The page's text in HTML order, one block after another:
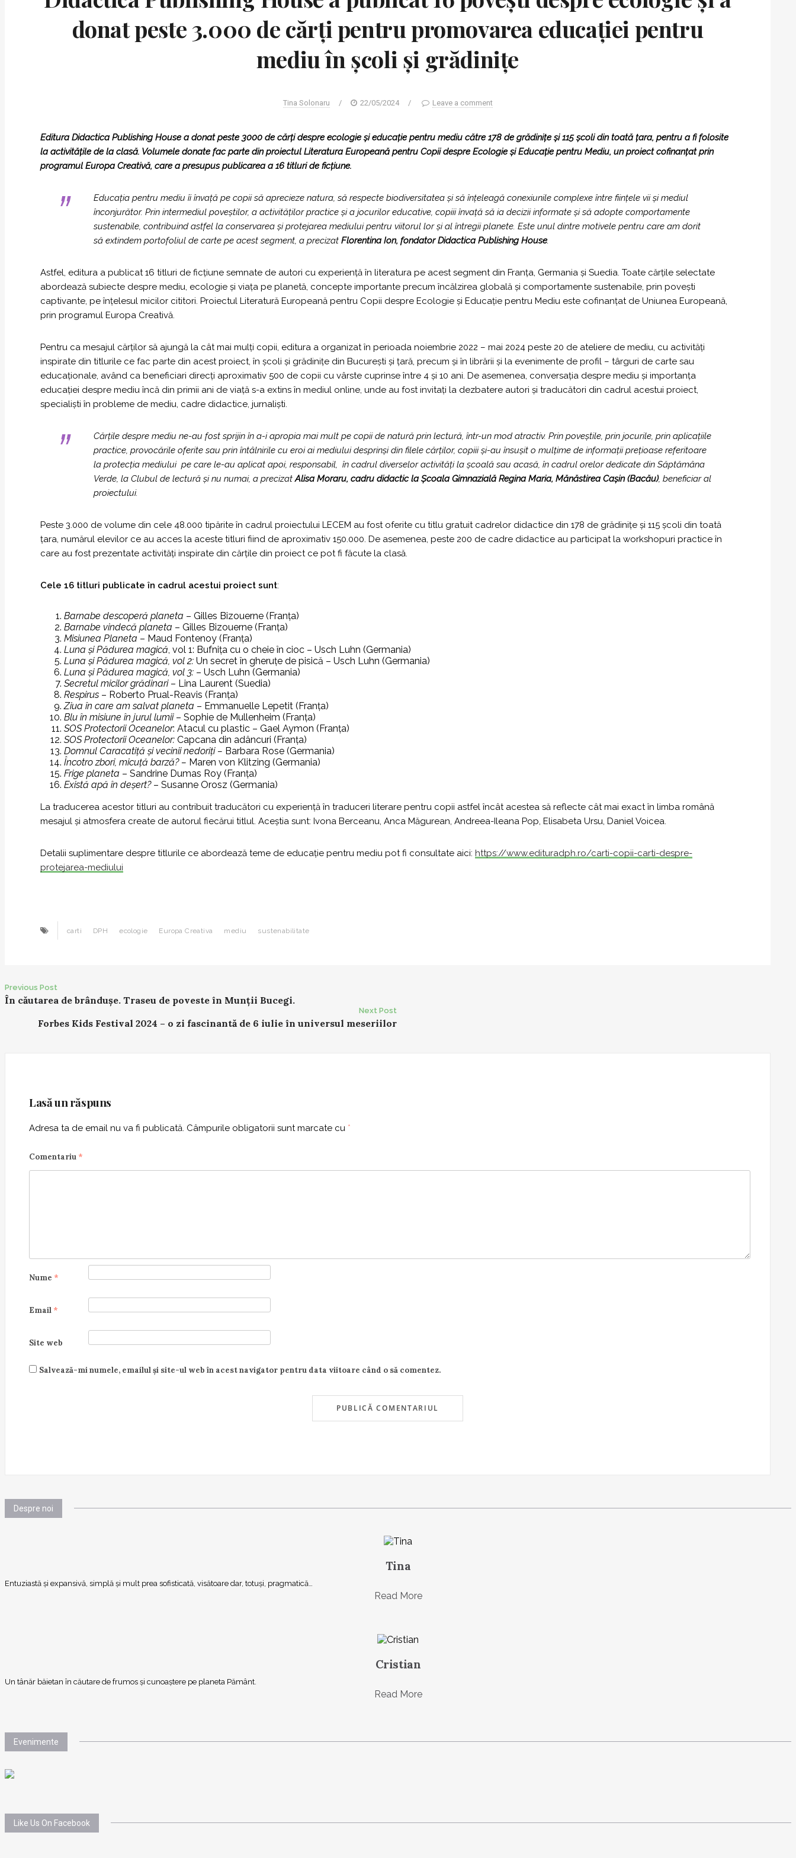
donat peste 3.000 de cărți pentru promovarea educației pentru
mediu în școli și grădinițe
Tina Solonaru / 22/05/2024 / Leave a comment
Editura Didactica Publishing House a donatpeste 3000 de cărți despre ecologie și educație pentru mediu către 178 de grădinițe și 115 școli din toată țara, pentru a fi folosite
la activitățile de la clasă. Volumele donate fac parte dinproiectul Literatura Europeană pentru Copii despre Ecologie și Educație pentru Mediu, un proiect cofinanțat prin
programul Europa Creativă, care a presupus publicarea a 16 titluri de ficțiune.
Educația pentru mediu îi învață pe copii să aprecieze natura, să respecte biodiversitatea și să înțeleagă conexiunile complexe între ființele vii și mediul
înconjurător. Prin intermediul poveștilor, a activităților practice și a jocurilor educative, copiii învață să ia decizii informate și să adopte comportamente
sustenabile, contribuind astfel la conservarea și protejarea mediului pentru viitorul lor și al întregii planete. Este unul dintre motivele pentru care am dorit
să extindem portofoliul de carte pe acest segment, a precizat Florentina Ion, fondator Didactica Publishing House.
Astfel, editura a publicat 16 titluri de ficțiune semnate de autori cu experiență în literatura pe acest segment din Franța, Germania și Suedia. Toate cărțile selectate
abordează subiecte despre mediu, ecologie și viața pe planetă, concepte importante precum încălzirea globală și comportamente sustenabile, prin povești
captivante, pe înțelesul micilor cititori. Proiectul Literatură Europeană pentru Copii despre Ecologie și Educație pentru Mediu este cofinanțat de Uniunea Europeană,
prin programul Europa Creativă.
Pentru ca mesajul cărților să ajungă la cât mai mulți copii, editura a organizat în perioada noiembrie 2022 – mai 2024 peste 20 de ateliere de mediu, cu activități
inspirate din titlurile ce fac parte din acest proiect, în școli și grădinițe din București și țară, precum și în librării și la evenimente de profil – târguri de carte sau
educaționale, având ca beneficiari direcți aproximativ 500 de copii cu vârste cuprinse între 4 și 10 ani. De asemenea, conversația despre mediu și importanța
educației despre mediu încă din primii ani de viață s-a extins în mediul online, unde au fost invitați la dezbatere autori și traducători din cadrul acestui proiect,
specialiști în probleme de mediu, cadre didactice, jurnaliști.
Cărțile despre mediu ne-au fost sprijin în a-i apropia mai mult pe copii de natură prin lectură, într-un mod atractiv. Prin poveștile, prin jocurile, prin aplicațiile
practice, provocările oferite sau prin întâlnirile cu eroi ai mediului desprinși din filele cărților, copiii și-au însușit o mulțime de informații prețioase referitoare
la protecția mediului pe care le-au aplicat apoi, responsabil, în cadrul diverselor activități la școală sau acasă, în cadrul orelor dedicate din Săptămâna
Verde, la Clubul de lectură și nu numai, a precizatAlisa Moraru, cadru didactic la Școala Gimnazială Regina Maria, Mănăstirea Cașin (Bacău), beneficiar al
proiectului.
Peste 3.000 de volume din cele 48.000 tipărite în cadrul proiectului LECEM au fost oferite cu titlu gratuit cadrelor didactice din 178 de grădinițe și 115 școli din toată
țara, numărul elevilor ce au acces la aceste titluri fiind de aproximativ 150.000. De asemenea, peste 200 de cadre didactice au participat la workshopuri practice în
care au fost prezentate activități inspirate din cărțile din proiect ce pot fi făcute la clasă.
Cele 16 titluri publicate în cadrul acestui proiect sunt:
Barnabe descoperă planeta – Gilles Bizouerne (Franța)
Barnabe vindecă planeta – Gilles Bizouerne (Franța)
Misiunea Planeta – Maud Fontenoy (Franța)
Luna și Pădurea magică, vol 1: Bufnița cu o cheie în cioc – Usch Luhn (Germania)
Luna și Pădurea magică, vol 2: Un secret în gheruțe de pisică – Usch Luhn (Germania)
Luna și Pădurea magică, vol 3: – Usch Luhn (Germania)
Secretul micilor grădinari– Lina Laurent (Suedia)
Respirus – Roberto Prual-Reavis (Franța)
Ziua în care am salvat planeta – Emmanuelle Lepetit (Franța)
Blu în misiune în jurul lumii– Sophie de Mullenheim (Franța)
SOS Protectorii Oceanelor: Atacul cu plastic – Gael Aymon (Franța)
SOS Protectorii Oceanelor: Capcana din adâncuri (Franța)
Domnul Caracatiță și vecinii nedoriți – Barbara Rose (Germania)
Încotro zbori, micuță barză? – Maren von Klitzing (Germania)
Frige planeta – Sandrine Dumas Roy (Franța)
Există apă în deșert?– Susanne Orosz (Germania)
La traducerea acestor titluri au contribuit traducători cu experiență în traduceri literare pentru copii astfel încât acestea să reflecte cât mai exact în limba română
mesajul și atmosfera create de autorul fiecărui titlul. Aceștia sunt: Ivona Berceanu, Anca Măgurean, Andreea-Ileana Pop, Elisabeta Ursu, Daniel Voicea.
Detalii suplimentare despre titlurile ce abordează teme de educație pentru mediu pot fi consultate aici: https://www.edituradph.ro/carti-copii-carti-despre-
protejarea-mediului
carti DPH ecologie Europa Creativa mediu sustenabilitate
P
Previous Post
În căutarea de brândușe. Traseu de poveste în Munții Bucegi.
Next Post
Forbes Kids Festival 2024 – o zi fascinantă de 6 iulie în universul meseriilor
Lasă un răspuns
Adresa ta de email nu va fi publicată. Câmpurile obligatorii sunt marcate cu *
Comentariu *
Nume *
Email *
Site web
Salvează-mi numele, emailul și site-ul web în acest navigator pentru data viitoare când o să comentez.
Despre noi
Tina
Entuziastă şi expansivă, simplă şi mult prea sofisticată, visătoare dar, totuşi, pragmatică…
Read More
Cristian
Un tânăr băietan în căutare de frumos și cunoaștere pe planeta Pământ.
Read More
Evenimente
Like Us On Facebook